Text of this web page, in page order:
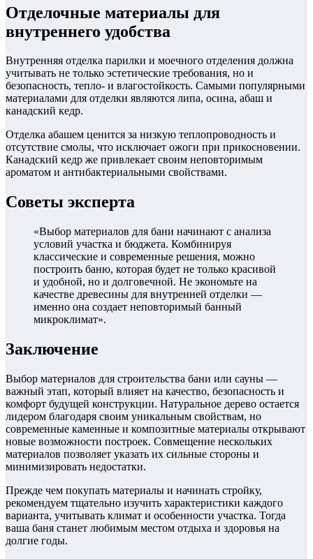
Отделочные материалы для
внутреннего удобства
Внутренняя отделка парилки и моечного отделения должна
учитывать не только эстетические требования, но и
безопасность, тепло- и влагостойкость. Самыми популярными
материалами для отделки являются липа, осина, абаш и
канадский кедр.
Отделка абашем ценится за низкую теплопроводность и
отсутствие смолы, что исключает ожоги при прикосновении.
Канадский кедр же привлекает своим неповторимым
ароматом и антибактериальными свойствами.
Советы эксперта
«Выбор материалов для бани начинают с анализа
условий участка и бюджета. Комбинируя
классические и современные решения, можно
построить баню, которая будет не только красивой
и удобной, но и долговечной. Не экономьте на
качестве древесины для внутренней отделки —
именно она создает неповторимый банный
микроклимат».
Заключение
Выбор материалов для строительства бани или сауны —
важный этап, который влияет на качество, безопасность и
комфорт будущей конструкции. Натуральное дерево остается
лидером благодаря своим уникальным свойствам, но
современные каменные и композитные материалы открывают
новые возможности построек. Совмещение нескольких
материалов позволяет указать их сильные стороны и
минимизировать недостатки.
Прежде чем покупать материалы и начинать стройку,
рекомендуем тщательно изучить характеристики каждого
варианта, учитывать климат и особенности участка. Тогда
ваша баня станет любимым местом отдыха и здоровья на
долгие годы.